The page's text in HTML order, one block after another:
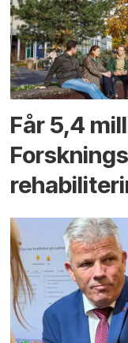
Får 5,4